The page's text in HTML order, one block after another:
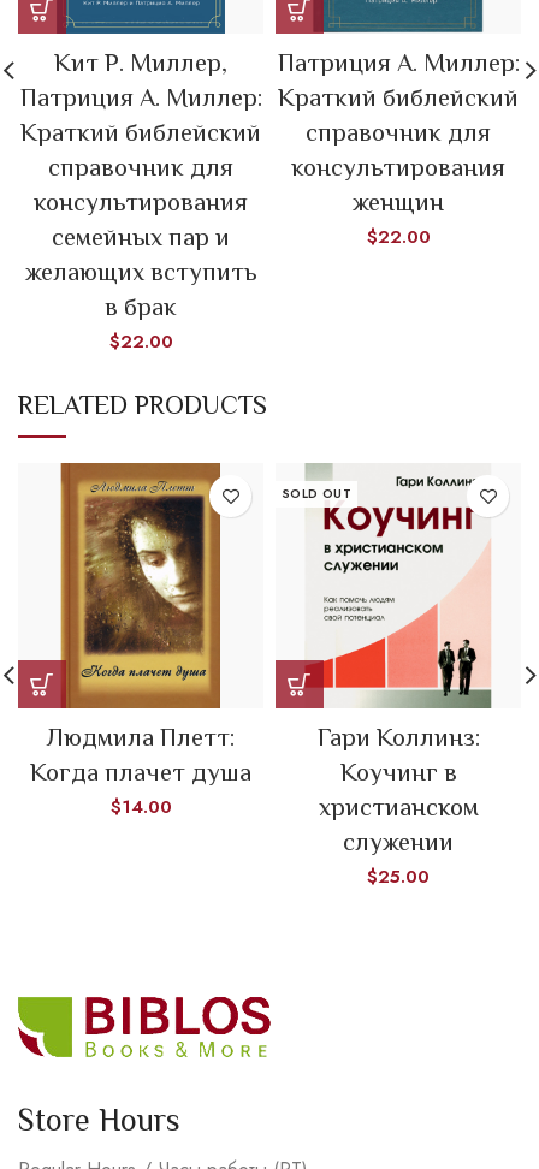
Кит Р. Миллер,
Патриция А. Миллер:
Краткий библейский
справочник для
консультирования
семейных пар и
желающих вступить
в брак
$22.00
Патриция А. Миллер:
Краткий библейский
справочник для
консультирования
женщин
$22.00
RELATED PRODUCTS
Людмила Плетт:
Когда плачет душа
$14.00
SOLD OUT
Гари Коллинз:
Коучинг в
христианском
служении
$25.00
Store Hours